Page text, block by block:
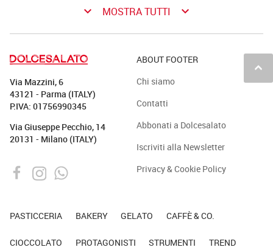
keyboard_arrow_down MOSTRA TUTTI keyboard_arrow_down
keyboard_arrow_up
Via Mazzini, 6
43121 - Parma (ITALY)
P.IVA: 01756990345
Via Giuseppe Pecchio, 14
20131 - Milano (ITALY)
ABOUT FOOTER
Chi siamo
Contatti
Abbonati a Dolcesalato
Iscriviti alla Newsletter
Privacy & Cookie Policy
PASTICCERIA BAKERY GELATO CAFFÈ & CO.
CIOCCOLATO PROTAGONISTI STRUMENTI TREND